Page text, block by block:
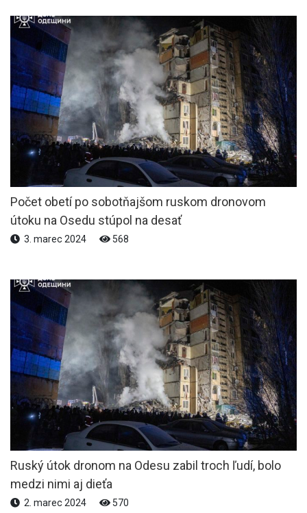
Počet obetí po sobotňajšom ruskom dronovom
útoku na Osedu stúpol na desať
3. marec 2024 568
Ruský útok dronom na Odesu zabil troch ľudí, bolo
medzi nimi aj dieťa
2. marec 2024 570